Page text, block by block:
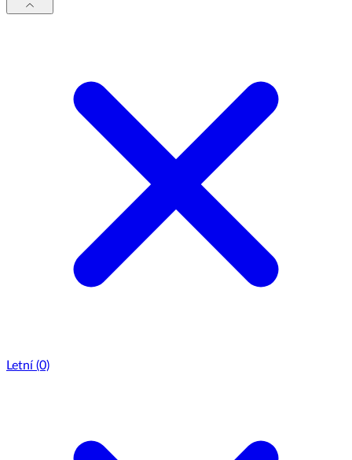
Letní (0)